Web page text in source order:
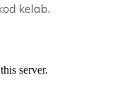
kelab.